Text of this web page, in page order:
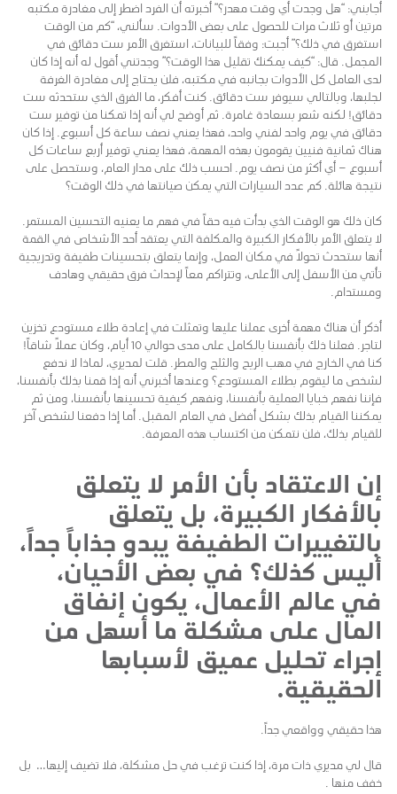
أجابني: “هل وجدت أي وقت مهدر؟” أخبرته أن الفرد اضطر إلى مغادرة مكتبه
مرتين أو ثلاث مرات للحصول على بعض الأدوات. سألني، “كم من الوقت
استغرق في ذلك؟” أجبت: وفقاً للبيانات، استغرق الأمر ست دقائق في
المجمل. قال: “كيف يمكنك تقليل هذا الوقت؟” وجدتني أقول له أنه إذا كان
لدى العامل كل الأدوات بجانبه في مكتبه، فلن يحتاج إلى مغادرة الغرفة
لجلبها، وبالتالي سيوفر ست دقائق. كنت أفكر، ما الفرق الذي ستحدثه ست
دقائق! لكنه شعر بسعادة غامرة. ثم أوضح لي أنه إذا تمكنا من توفير ست
دقائق في يوم واحد لفني واحد، فهذا يعني نصف ساعة كل أسبوع. إذا كان
هناك ثمانية فنيين يقومون بهذه المهمة، فهذا يعني توفير أربع ساعات كل
أسبوع – أي أكثر من نصف يوم. احسب ذلك على مدار العام، وستحصل على
نتيجة هائلة. كم عدد السيارات التي يمكن صيانتها في ذلك الوقت؟
كان ذلك هو الوقت الذي بدأت فيه حقاً في فهم ما يعنيه التحسين المستمر.
لا يتعلق الأمر بالأفكار الكبيرة والمكلفة التي يعتقد أحد الأشخاص في القمة
أنها ستحدث تحولاً في مكان العمل، وإنما يتعلق بتحسينات طفيفة وتدريجية
تأتي من الأسفل إلى الأعلى، وتتراكم معاً لإحداث فرق حقيقي وهادف
ومستدام.
أذكر أن هناك مهمة أخرى عملنا عليها وتمثلت في إعادة طلاء مستودع تخزين
لتاجر. فعلنا ذلك بأنفسنا بالكامل على مدى حوالي 10 أيام، وكان عملاً شاقاً!
كنا في الخارج في مهب الريح والثلج والمطر. قلت لمديري، لماذا لا ندفع
لشخص ما ليقوم بطلاء المستودع؟ وعندها أخبرني أنه إذا قمنا بذلك بأنفسنا،
فإننا نفهم خبايا العملية بأنفسنا، ونفهم كيفية تحسينها بأنفسنا، ومن ثم
يمكننا القيام بذلك بشكل أفضل في العام المقبل. أما إذا دفعنا لشخص آخر
للقيام بذلك، فلن نتمكن من اكتساب هذه المعرفة.
إن الاعتقاد بأن الأمر لا يتعلق
بالأفكار الكبيرة، بل يتعلق
بالتغييرات الطفيفة يبدو جذاباً جداً،
أليس كذلك؟ في بعض الأحيان،
في عالم الأعمال، يكون إنفاق
المال على مشكلة ما أسهل من
إجراء تحليل عميق لأسبابها
الحقيقية.
هذا حقيقي وواقعي جداً.
قال لي مديري ذات مرة، إذا كنت ترغب في حل مشكلة، فلا تضيف إليها… بل
خفف منها .